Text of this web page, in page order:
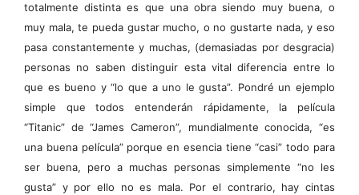
totalmente distinta es que una obra siendo muy buena, o
muy mala, te pueda gustar mucho, o no gustarte nada, y eso
pasa constantemente y muchas, (demasiadas por desgracia)
personas no saben distinguir esta vital diferencia entre lo
que es bueno y “lo que a uno le gusta”. Pondré un ejemplo
simple que todos entenderán rápidamente, la película
“Titanic” de “James Cameron”, mundialmente conocida, “es
una buena película” porque en esencia tiene “casi” todo para
ser buena, pero a muchas personas simplemente “no les
gusta” y por ello no es mala. Por el contrario, hay cintas